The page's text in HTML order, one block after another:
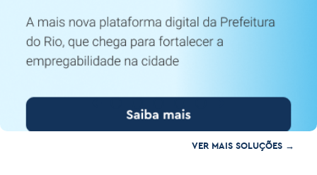
Previous
VER MAIS SOLUÇÕES →